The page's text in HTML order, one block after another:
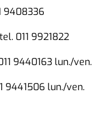
9408336
011 9921822
9440163 lun./ven.
9441506 lun./ven.